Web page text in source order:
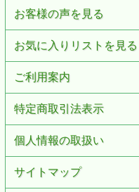
お客様の声を見る
お気に入りリストを見る
ご利用案内
特定商取引法表示
個人情報の取扱い
サイトマップ